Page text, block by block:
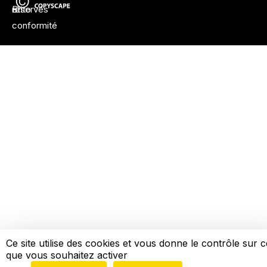
Brito
et
conformité
réservés
Ce site utilise des cookies et vous donne le contrôle sur
que vous souhaitez activer